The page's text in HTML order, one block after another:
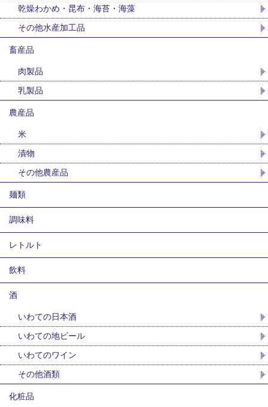
乾燥わかめ・昆布・海苔・海藻
その他水産加工品
畜産品
肉製品
乳製品
農産品
米
漬物
その他農産品
麺類
調味料
レトルト
飲料
酒
いわての日本酒
いわての地ビール
いわてのワイン
その他酒類
化粧品